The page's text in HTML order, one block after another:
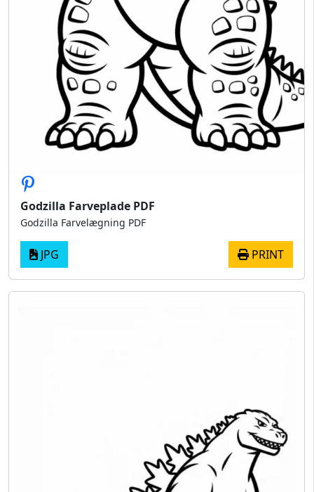
Godzilla Farveplade PDF
Godzilla Farvelægning PDF
JPG PRINT